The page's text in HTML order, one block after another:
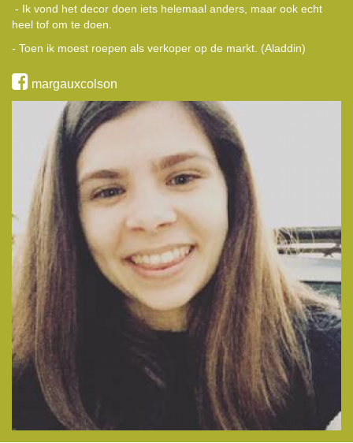
- Ik vond het decor doen iets helemaal anders, maar ook echt
heel tof om te doen.
- Toen ik moest roepen als verkoper op de markt. (Aladdin)
margauxcolson